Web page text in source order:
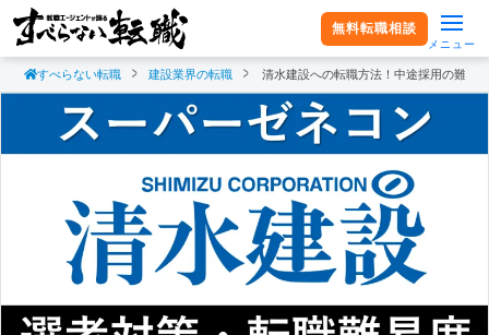
無料転職相談
メニュー
すべらない転職 建設業界の転職 清水建設への転職方法！中途採用の難易